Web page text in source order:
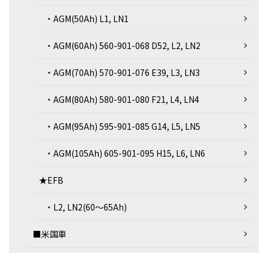
・AGM(50Ah) L1, LN1
・AGM(60Ah) 560-901-068 D52, L2, LN2
・AGM(70Ah) 570-901-076 E39, L3, LN3
・AGM(80Ah) 580-901-080 F21, L4, LN4
・AGM(95Ah) 595-901-085 G14, L5, LN5
・AGM(105Ah) 605-901-095 H15, L6, LN6
★EFB
・L2, LN2(60～65Ah)
■米国車